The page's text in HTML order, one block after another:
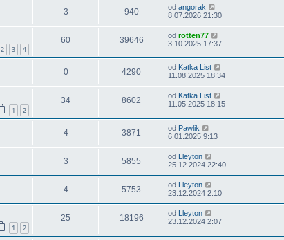
3 940 od angorak
8.07.2026 21:30
2 3 4
60 39646 od rotten77
3.10.2025 17:37
0 4290 od Katka List
11.08.2025 18:34
1 2
34 8602 od Katka List
11.05.2025 18:15
4 3871 od Pawlik
6.01.2025 9:13
3 5855 od Lleyton
25.12.2024 22:40
4 5753 od Lleyton
23.12.2024 2:10
1 2
25 18196 od Lleyton
23.12.2024 2:07